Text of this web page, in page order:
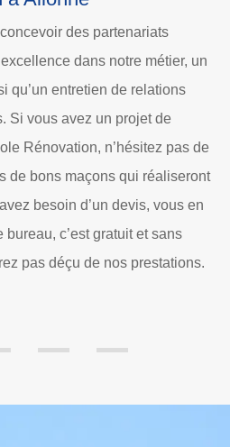
dans le 60000?
sont des opérations ayant une
possible que les travaux
de dallages. Des travaux
sont aussi à effectuer. Dans
de construction des murets
sont particulièrement difficiles
des experts pour les
un maçon qui a plusieurs